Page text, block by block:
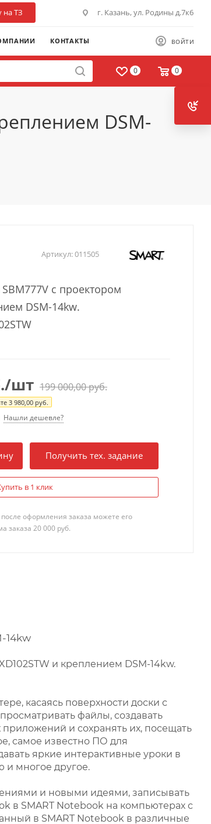
на ТЗ г. Казань, ул. Родины д.7к6
ВОЙТИ
КОНТАКТЫ
0 0
DSM-
Артикул:011505
с проектором
DSM-14kw.
/шт 199 000,00руб.
3 980,00 руб.
Нашли дешевле?
Получить тех. задание
в 1 клик
оформления заказа можете его
заказа 20 000 руб.
14kw
и креплением DSM-14kw.
касаясь поверхности доски с
файлы, создавать
и сохранять их, посещать
самое известно ПО для
яркие интерактивные уроки в
и многое другое.
и новыми идеями, записывать
в SMART Notebook на компьютерах с
в SMART Notebook в различные